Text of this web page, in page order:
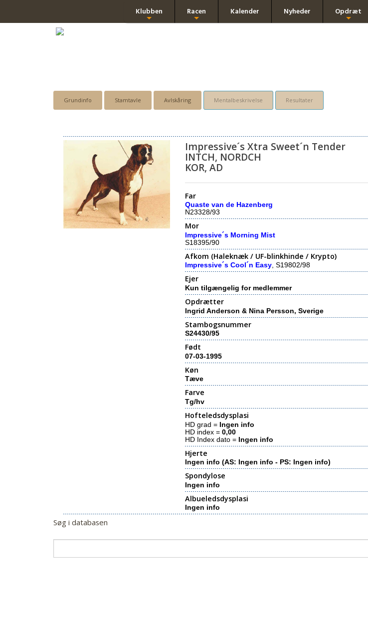
Klubben Racen Kalender Nyheder Opdræt
Grundinfo Stamtavle Avlskåring Mentalbeskrivelse Resultater
Impressive´s Xtra Sweet´n Tender
INTCH, NORDCH
KOR, AD
Far
Quaste van de Hazenberg
N23328/93
Mor
Impressive´s Morning Mist
S18395/90
Afkom (Haleknæk / UF-blinkhinde / Krypto)
Impressive´s Cool´n Easy, S19802/98
Ejer
Kun tilgængelig for medlemmer
Opdrætter
Ingrid Anderson & Nina Persson, Sverige
Stambogsnummer
S24430/95
Født
07-03-1995
Køn
Tæve
Farve
Tg/hv
Hofteledsdysplasi
HD grad = Ingen info
HD index =0,00
HD Index dato = Ingen info
Hjerte
Ingen info (AS: Ingen info - PS: Ingen info)
Spondylose
Ingen info
Albueledsdysplasi
Ingen info
Søg i databasen